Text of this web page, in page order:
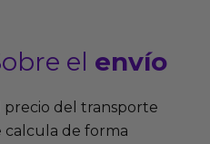
el envío
precio del transporte
calcula de forma